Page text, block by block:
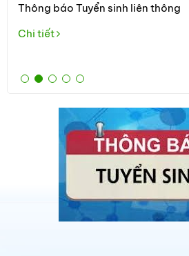
Thông báo Tuyển sinh liên thông
Chi tiết